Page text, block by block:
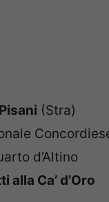
(Stra)
d’Altino
Ca’ d’Oro